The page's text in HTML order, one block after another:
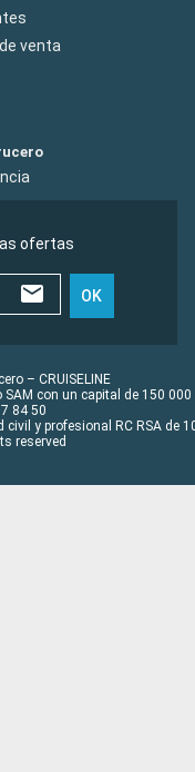
venta
ofertas
OK
– CRUISELINE
con un capital de 150 000
84 50
y profesional RC RSA de
reserved